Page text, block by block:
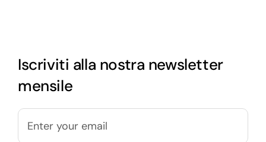
Iscriviti alla nostra newsletter
mensile